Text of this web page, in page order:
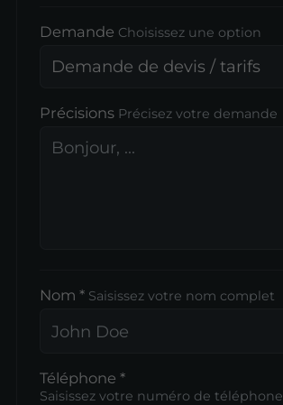
Demande Choisissez une option
Précisions Précisez votre demande
Nom * Saisissez votre nom complet
Téléphone *
Saisissez votre numéro de téléphone